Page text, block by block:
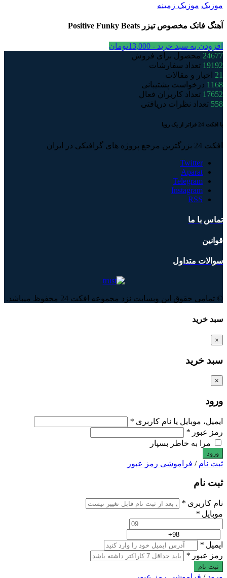
موزیک موزیک زمینه
آهنگ فانک مخصوص تیزر Positive Funky Beats
افزودن به سبد خرید - 13,000تومان
24677 محصول برای فروش
19192 تعداد سفارشات
21 اخبار و مقالات
1168 درخواست پشتیبانی
17652 تعداد کاربران فعال
558 تعداد نظرات دریافتی
با افکت 24 فراتر از یک رویا
افکت 24 بزرگترین مرجع پروژه های گرافیکی در ایران
Twitter
Aparat
Telegram
Instagram
RSS
تماس با ما
قوانین
سوالات متداول
© تمامی حقوق این وبسایت نزد مجموعه افکت 24 محفوظ میباشد.
سبد خرید
×
سبد خرید
×
ورود
ایمیل، موبایل یا نام کاربری *
رمز عبور *
مرا به خاطر بسپار
ثبت نام / فراموشی رمز عبور
ثبت نام
نام کاربری *
موبایل *
ایمیل *
رمز عبور *
ثبت نام